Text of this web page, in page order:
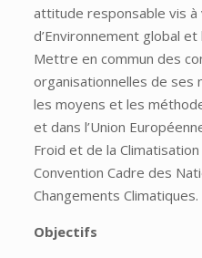
attitude responsable vis
d’Environnement global et
Mettre en commun des
organisationnelles de
les moyens et les
et dans l’Union
Froid et de la
Convention Cadre des
Changements Climatiques.
Objectifs